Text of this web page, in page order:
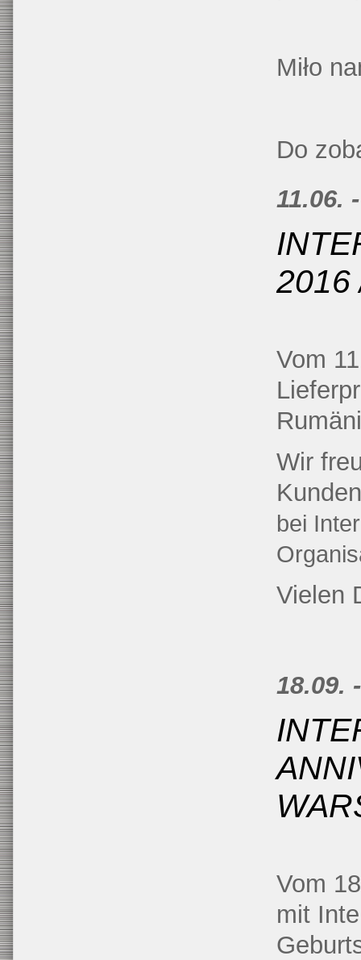
Miło
Do
11.06.
2016
Vom
Wir
bei
Vielen
18.09.
Vom
mit